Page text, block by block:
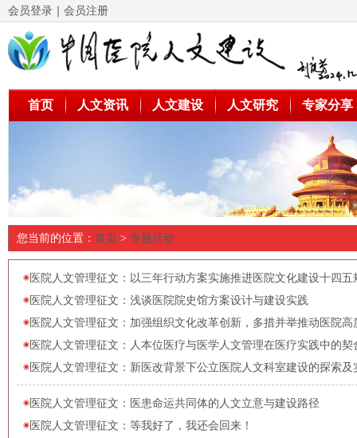
会员登录 ｜ 会员注册
首页 人文资讯 人文建设 人文研究 专家分享
您当前的位置： 首页 > 专题活动
医院人文管理征文：以三年行动方案实施推进医院文化建设十四五
医院人文管理征文：浅谈医院院史馆方案设计与建设实践
医院人文管理征文：加强组织文化改革创新，多措并举推动医院高
医院人文管理征文：人本位医疗与医学人文管理在医疗实践中的契
医院人文管理征文：新医改背景下公立医院人文科室建设的探索及
医院人文管理征文：医患命运共同体的人文立意与建设路径
医院人文管理征文：等我好了，我还会回来！